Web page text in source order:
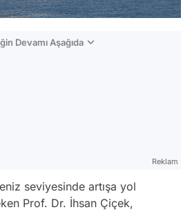
Devamı Aşağıda
Reklam
seviyesinde artışa yol
Prof. Dr. İhsan Çiçek,